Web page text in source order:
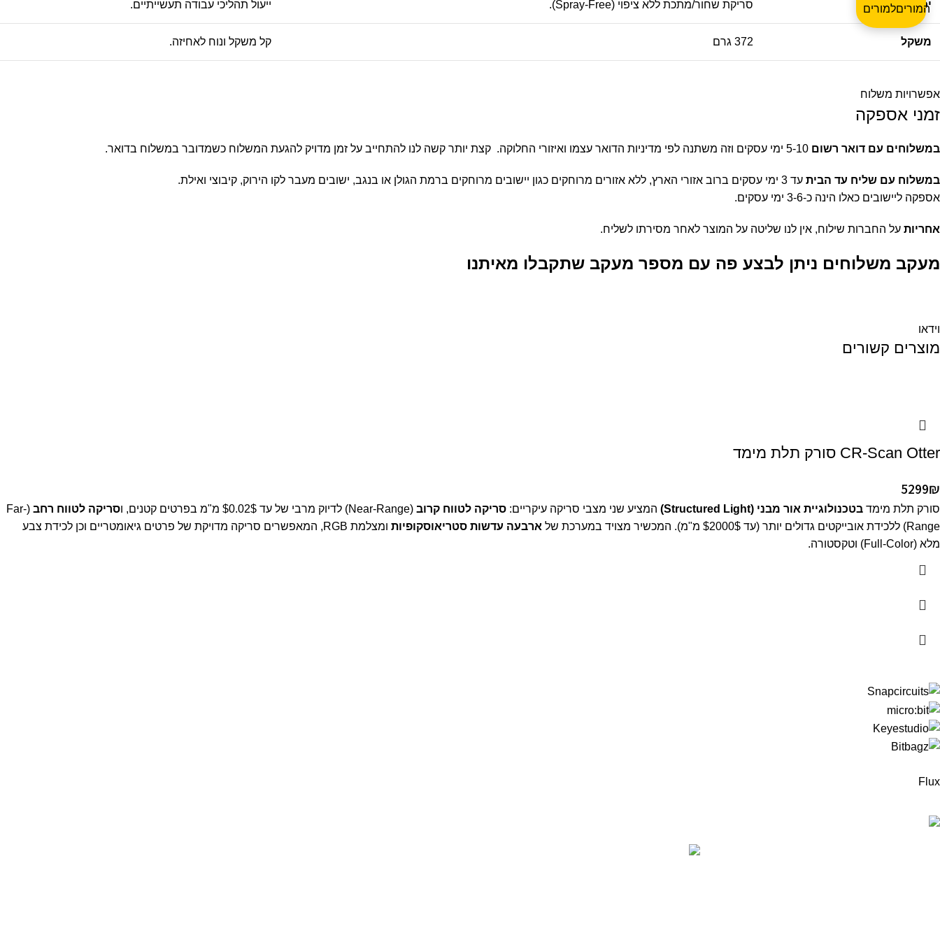
המורים
יכולות מיוחדות סריקת שחור/מתכת ללא ציפוי (Spray-Free). ייעול תהליכי עבודה תעשייתיים.
משקל 372 גרם קל משקל ונוח לאחיזה.
אפשרויות משלוח
זמני אספקה
במשלוחים עם דואר רשום
במשלוח עם שליח עד הבית עד 3 ימי עסקים ברוב אזורי הארץ, ללא אזורים מרוחקים כגון יישובים מרוחקים ברמת הגולן או בנגב, ישובים מעבר לקו הירוק, קיבוצי ואילת.
אספקה ליישובים כאלו הינה כ-3-6 ימי עסקים.
אחריות על החברות שילוח, אין לנו שליטה על המוצר לאחר מסירתו לשליח.
מעקב משלוחים ניתן לבצע פה עם מספר מעקב שתקבלו מאיתנו
וידאו
מוצרים קשורים
CR-Scan Otter סורק תלת מימד
5299₪
סורק תלת מימד בטכנולוגיית אור מבני (Structured Light) המציע שני מצבי סריקה עיקריים: סריקה לטווח קרוב (Near-Range) לדיוק מרבי של עד $0.02$ מ"מ בפרטים קטנים, וסריקה לטווח רחב (Far-
Range) ללכידת אובייקטים גדולים יותר (עד
$2000$ מ"מ). המכשיר מצויד במערכת של ארבעה עדשות סטריאוסקופיות
ומצלמת RGB, המאפשרים סריקה מדויקת של פרטים גיאומטריים וכן לכידת צבע
מלא (Full-Color) וטקסטורה.
Flux